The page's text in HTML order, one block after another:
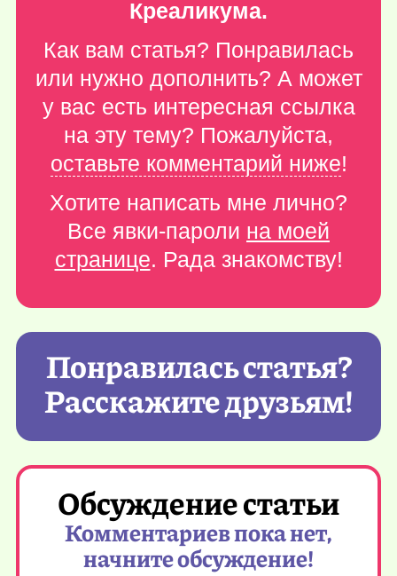
Креаликума.
Как вам статья? Понравилась
или нужно дополнить? А может
у вас есть интересная ссылка
на эту тему? Пожалуйста,
оставьте комментарий ниже!
Хотите написать мне лично?
Все явки-пароли на моей
странице. Рада знакомству!
Понравилась статья?
Расскажите друзьям!
Обсуждение статьи
Комментариев пока нет,
начните обсуждение!